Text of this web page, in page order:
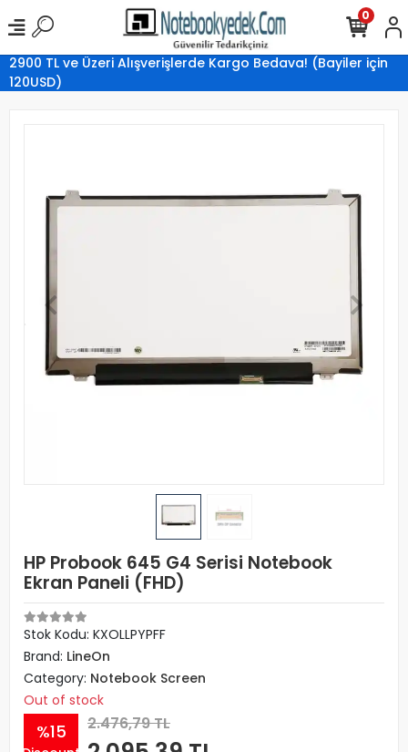
2900 TL ve Üzeri Alışverişlerde Kargo Bedava! (Bayiler için
120USD)
0
HP Probook 645 G4 Serisi Notebook
Ekran Paneli (FHD)
Stok Kodu: KXOLLPYPFF
Brand: LineOn
Category: Notebook Screen
Out of stock
%15 2.476,79 TL